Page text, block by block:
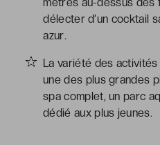
délecter d’un cocktail
azur.
La variété des
une des plus grandes
spa complet, un parc
dédié aux plus jeunes.